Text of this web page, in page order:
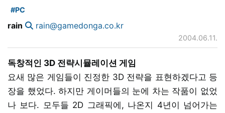
#PC
rain rain@gamedonga.co.kr
2004.06.11.
독창적인 3D 전략시뮬레이션 게임
요새 많은 게임들이 진정한 3D 전략을 표현하겠다고 등
장을 했었다. 하지만 게이머들의 눈에 차는 작품이 없었
나 보다. 모두들 2D 그래픽에, 나온지 4년이 넘어가는